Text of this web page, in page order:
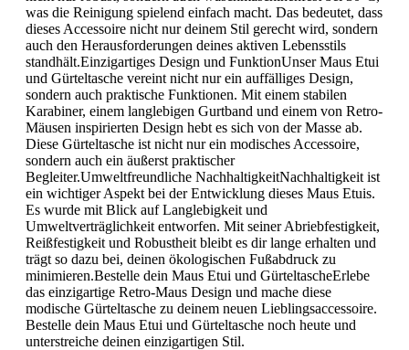
was die Reinigung spielend einfach macht. Das bedeutet, dass
dieses Accessoire nicht nur deinem Stil gerecht wird, sondern
auch den Herausforderungen deines aktiven Lebensstils
standhält.Einzigartiges Design und FunktionUnser Maus Etui
und Gürteltasche vereint nicht nur ein auffälliges Design,
sondern auch praktische Funktionen. Mit einem stabilen
Karabiner, einem langlebigen Gurtband und einem von Retro-
Mäusen inspirierten Design hebt es sich von der Masse ab.
Diese Gürteltasche ist nicht nur ein modisches Accessoire,
sondern auch ein äußerst praktischer
Begleiter.Umweltfreundliche NachhaltigkeitNachhaltigkeit ist
ein wichtiger Aspekt bei der Entwicklung dieses Maus Etuis.
Es wurde mit Blick auf Langlebigkeit und
Umweltverträglichkeit entworfen. Mit seiner Abriebfestigkeit,
Reißfestigkeit und Robustheit bleibt es dir lange erhalten und
trägt so dazu bei, deinen ökologischen Fußabdruck zu
minimieren.Bestelle dein Maus Etui und GürteltascheErlebe
das einzigartige Retro-Maus Design und mache diese
modische Gürteltasche zu deinem neuen Lieblingsaccessoire.
Bestelle dein Maus Etui und Gürteltasche noch heute und
unterstreiche deinen einzigartigen Stil.